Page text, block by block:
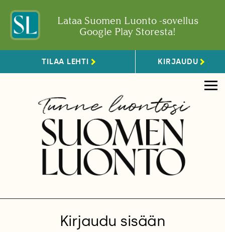
Lataa Suomen Luonto -sovellus
Google Play Storesta!
TILAA LEHTI KIRJAUDU
Kirjaudu sisään